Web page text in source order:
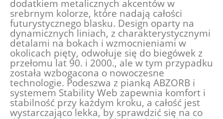
dodatkiem metalicznych akcentów w
srebrnym kolorze, które nadają całości
futurystycznego blasku. Design oparty na
dynamicznych liniach, z charakterystycznymi
detalami na bokach i wzmocnieniami w
okolicach pięty, odwołuje się do biegówek z
przełomu lat 90. i 2000., ale w tym przypadku
została wzbogacona o nowoczesne
technologie. Podeszwa z pianką ABZORB i
systemem Stability Web zapewnia komfort i
stabilność przy każdym kroku, a całość jest
wystarczająco lekka, by sprawdzić się na co